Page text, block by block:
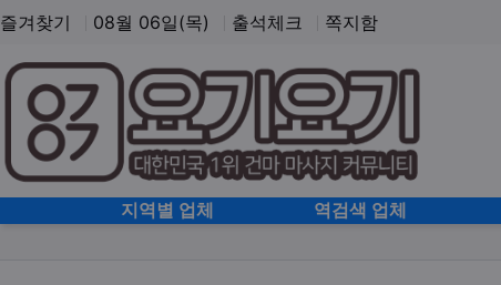
즐겨찾기 08월 06일(목) 출석체크 쪽지함
지역별 업체 역검색 업체